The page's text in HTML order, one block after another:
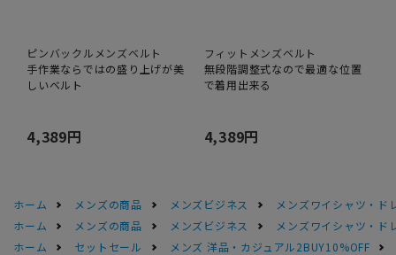
ピンバックルメンズベルト
手作業ならではの盛り上げが美
しいベルト
4,389円
フィットメンズベルト
無段階調整式なので最適な位置
で着用出来る
4,389円
ホーム メンズの商品 メンズビジネス
メンズワイシャツ・ド
ホーム
メンズの商品 メンズビジネス
メンズワイシャツ・ド
ホーム
セットセール
メンズ 洋品・カジュアル2BUY10%OFF